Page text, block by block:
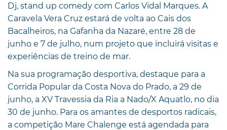
Dj, stand up comedy com Carlos Vidal Marques. A
Caravela Vera Cruz estará de volta ao Cais dos
Bacalheiros, na Gafanha da Nazaré, entre 28 de
junho e 7 de julho, num projeto que incluirá visitas e
experiências de treino de mar.
Na sua programação desportiva, destaque para a
Corrida Popular da Costa Nova do Prado, a 29 de
junho, a XV Travessia da Ria a Nado/X Aquatlo, no dia
30 de junho. Para os amantes de desportos radicais,
a competição Mare Chalenge está agendada para